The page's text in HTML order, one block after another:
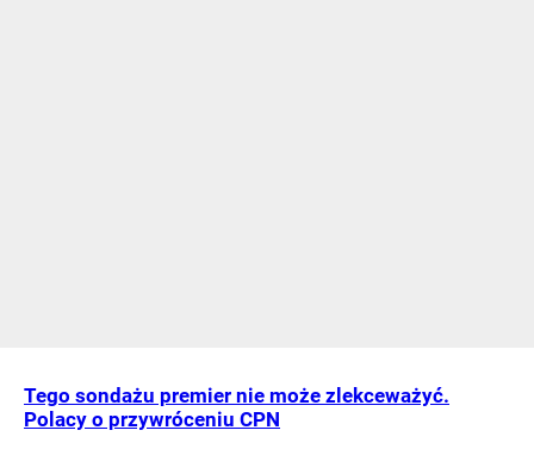
Tego sondażu premier nie może zlekceważyć.
Polacy o przywróceniu CPN